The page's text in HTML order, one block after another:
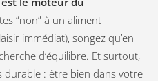
“non” à un aliment
immédiat), songez qu’en
d’équilibre. Et surtout,
durable : être bien dans votre